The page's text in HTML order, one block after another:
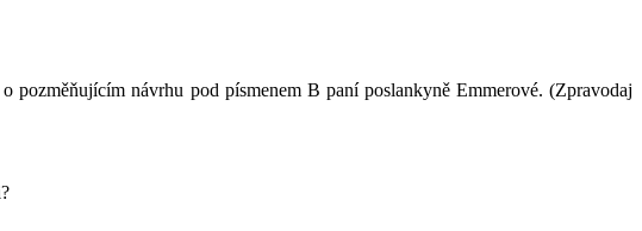
návrhu pod písmenem B paní poslankyně Emmerové. (Zpravodaj